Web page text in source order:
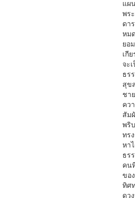
แผ
พร
ดา
หม
ยอ
เกี
จะ
ธร
สุข
ชา
คว
สัม
พริ
ทร
หา
ธร
คน
ขอ
ทิศ
ดว